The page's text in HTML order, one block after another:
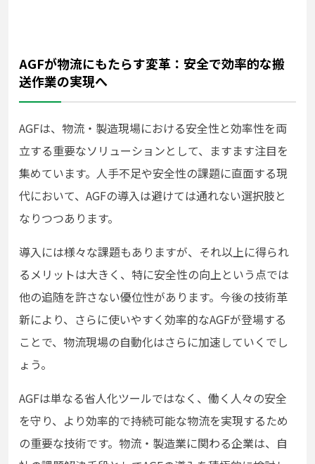
AGFが物流にもたらす変革：安全で効率的な搬
送作業の実現へ
AGFは、物流・製造現場における安全性と効率性を両
立する重要なソリューションとして、ますます注目を
集めています。人手不足や安全性の課題に直面する現
代において、AGFの導入は避けては通れない選択肢と
なりつつあります。
導入には様々な課題もありますが、それ以上に得られ
るメリットは大きく、特に安全性の向上という点では
他の追随を許さない優位性があります。今後の技術革
新により、さらに使いやすく効率的なAGFが登場する
ことで、物流現場の自動化はさらに加速していくでし
ょう。
AGFは単なる省人化ツールではなく、働く人々の安全
を守り、より効率的で持続可能な物流を実現するため
の重要な技術です。物流・製造業に関わる企業は、自